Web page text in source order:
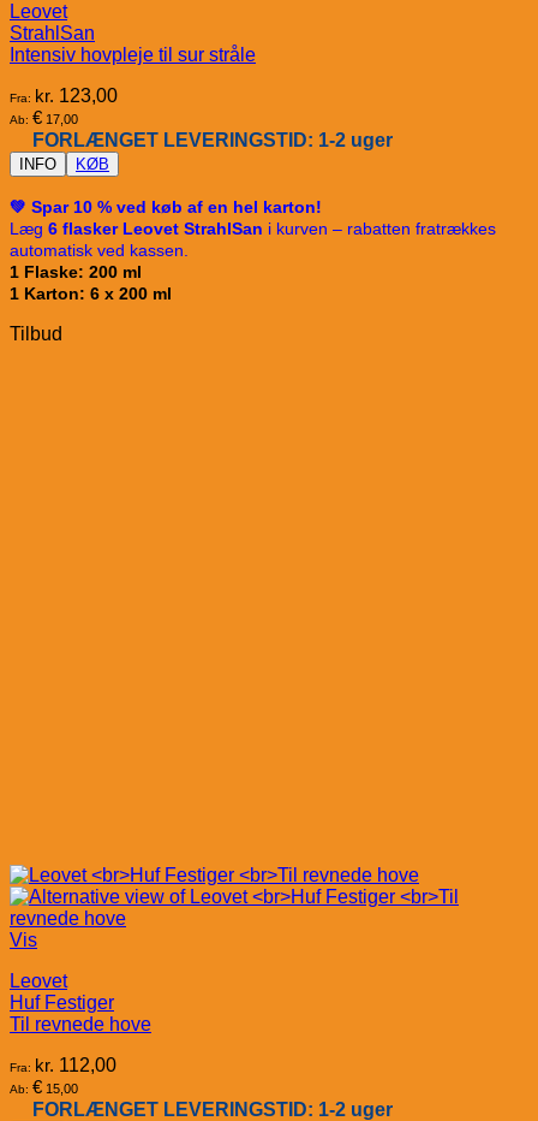
Leovet
StrahlSan
Intensiv hovpleje til sur stråle
Fra: kr. 123,00
Ab: € 17,00
FORLÆNGET LEVERINGSTID: 1-2 uger
INFO KØB
💚 Spar 10 % ved køb af en hel karton!
Læg 6 flasker Leovet StrahlSan i kurven – rabatten fratrækkes
automatisk ved kassen.
1 Flaske: 200 ml
1 Karton: 6 x 200 ml
Tilbud
Vis
Leovet
Huf Festiger
Til revnede hove
Fra: kr. 112,00
Ab: € 15,00
FORLÆNGET LEVERINGSTID: 1-2 uger